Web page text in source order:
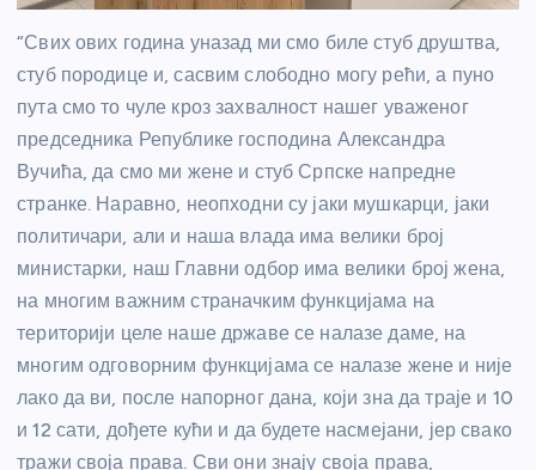
“Свих ових година уназад ми смо биле стуб друштва,
стуб породице и, сасвим слободно могу рећи, а пуно
пута смо то чуле кроз захвалност нашег уваженог
председника Републике господина Александра
Вучића, да смо ми жене и стуб Српске напредне
странке. Наравно, неопходни су јаки мушкарци, јаки
политичари, али и наша влада има велики број
министарки, наш Главни одбор има велики број жена,
на многим важним страначким функцијама на
територији целе наше државе се налазе даме, на
многим одговорним функцијама се налазе жене и није
лако да ви, после напорног дана, који зна да траје и 10
и 12 сати, дођете кући и да будете насмејани, јер свако
тражи своја права. Сви они знају своја права,